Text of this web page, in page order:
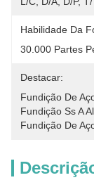
Habilidade Da
30.000 Partes
Destacar:
Fundição De
Fundição Ss A
Fundição De